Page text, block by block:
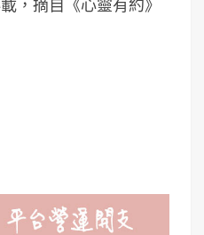
，摘自《心靈有約》